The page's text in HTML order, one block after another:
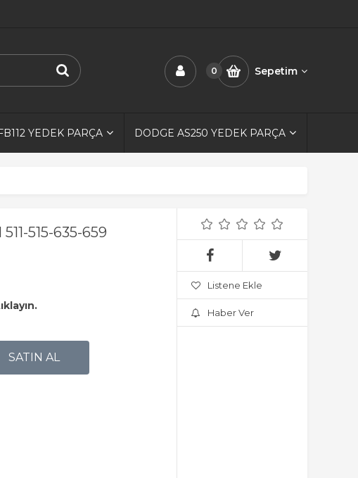
0 Sepetim
YEDEK PARÇA DODGE AS250 YEDEK PARÇA
515-635-659
Listene Ekle
Haber Ver